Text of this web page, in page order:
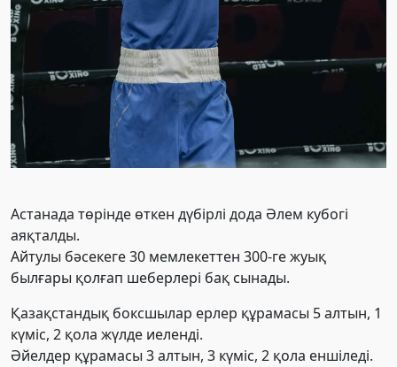
Астанада төрінде өткен дүбірлі дода Әлем кубогі
аяқталды.
Айтулы бәсекеге 30 мемлекеттен 300-ге жуық
былғары қолғап шеберлері бақ сынады.
Қазақстандық боксшылар ерлер құрамасы 5 алтын, 1
күміс, 2 қола жүлде иеленді.
Әйелдер құрамасы 3 алтын, 3 күміс, 2 қола еншіледі.